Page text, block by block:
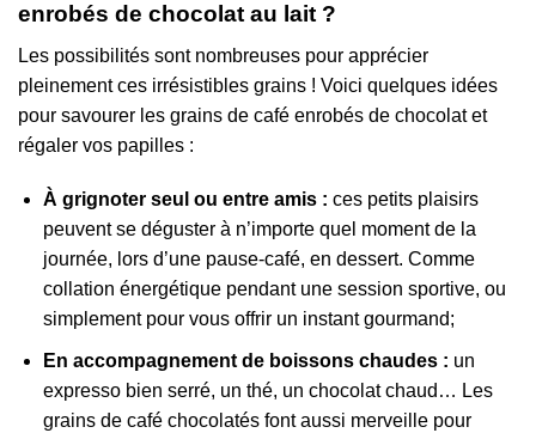
enrobés de chocolat au lait ?
Les possibilités sont nombreuses pour apprécier
pleinement ces irrésistibles grains ! Voici quelques idées
pour savourer les grains de café enrobés de chocolat et
régaler vos papilles :
À grignoter seul ou entre amis : ces petits plaisirs
peuvent se déguster à n’importe quel moment de la
journée, lors d’une pause-café, en dessert. Comme
collation énergétique pendant une session sportive, ou
simplement pour vous offrir un instant gourmand;
En accompagnement de boissons chaudes : un
expresso bien serré, un thé, un chocolat chaud… Les
grains de café chocolatés font aussi merveille pour